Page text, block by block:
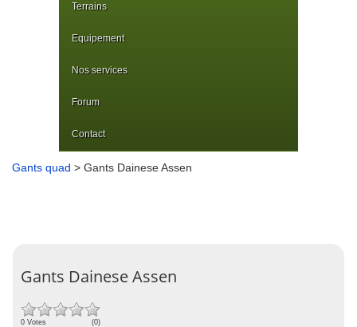
Terrains
Equipement
Nos services
Forum
Contact
Gants quad > Gants Dainese Assen
Gants Dainese Assen
0 Votes (0)